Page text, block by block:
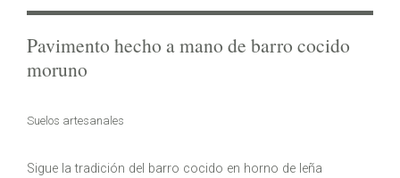
Pavimento hecho a mano de barro cocido
moruno
Suelos artesanales
Sigue la tradición del barro cocido en horno de leña